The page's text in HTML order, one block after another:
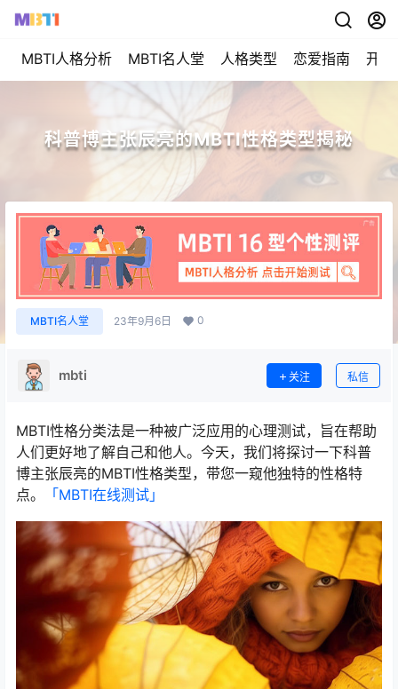
MBTI人格分析 MBTI名人堂 人格类型 恋爱指南 开始
科普博主张辰亮的MBTI性格类型揭秘
MBTI名人堂 23年9月6日 0
mbti 关注 私信
MBTI性格分类法是一种被广泛应用的心理测试，旨在帮助
人们更好地了解自己和他人。今天，我们将探讨一下科普
博主张辰亮的MBTI性格类型，带您一窥他独特的性格特
点。
「MBTI在线测试​」